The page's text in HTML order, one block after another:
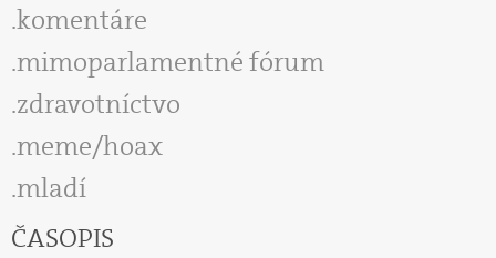
komentáre
mimoparlamentné fórum
zdravotníctvo
meme/hoax
mladí
ČASOPIS